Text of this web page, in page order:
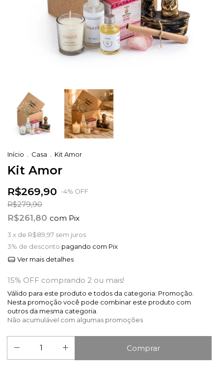
Início Casa Kit Amor
Kit Amor
R$269,90 -4% OFF
R$279,90
R$261,80 com Pix
3 x de R$89,97 sem juros
3% de desconto pagando com Pix
Ver mais detalhes
15% OFF comprando 2 ou mais!
Válido para este produto e todos da categoria: Promoção.
Nesta promoção você pode combinar este produto com
outros da mesma categoria.
Não acumulável com algumas promoções